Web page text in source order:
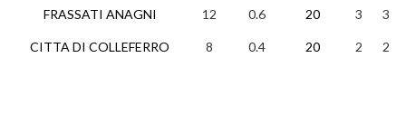
FRASSATI ANAGNI
CITTA DI COLLEFERRO
12 0.6 20 3 3
8 0.4 20 2 2